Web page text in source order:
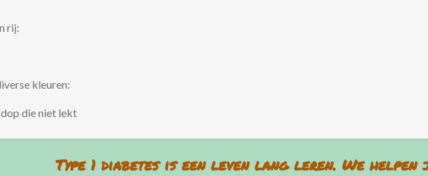
rij:
kleuren:
die niet lekt
Type 1 diabetes is een leven lang leren. We helpen